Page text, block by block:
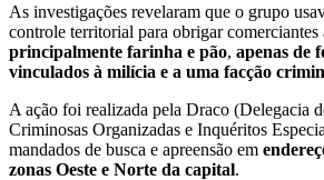
As investigações revelaram que o grupo
controle territorial para obrigar comerciantes
principalmente farinha e pão, apenas de
vinculados à milícia e a uma facção
A ação foi realizada pela Draco (Delegacia
Criminosas Organizadas e Inquéritos
mandados de busca e apreensão em
zonas Oeste e Norte da capital.